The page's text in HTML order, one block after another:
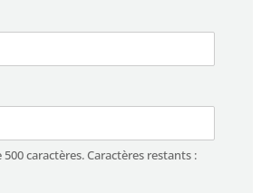
caractères. Caractères restants :